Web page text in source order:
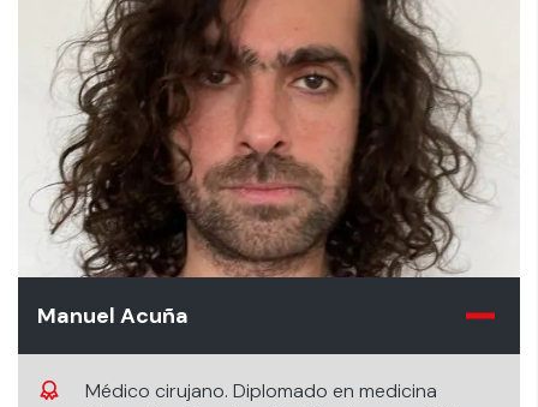
Manuel Acuña
Médico cirujano. Diplomado en medicina